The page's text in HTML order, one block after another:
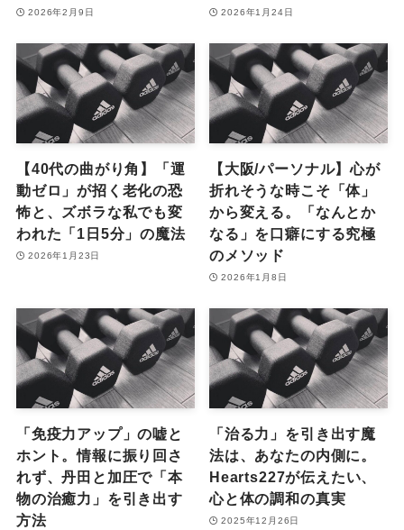
2026年2月9日 2026年1月24日
【40代の曲がり角】「運
動ゼロ」が招く老化の恐
怖と、ズボラな私でも変
われた「1日5分」の魔法
2026年1月23日
【大阪/パーソナル】心が
折れそうな時こそ「体」
から変える。「なんとか
なる」を口癖にする究極
のメソッド
2026年1月8日
「免疫力アップ」の嘘と
ホント。情報に振り回さ
れず、丹田と加圧で「本
物の治癒力」を引き出す
方法
「治る力」を引き出す魔
法は、あなたの内側に。
Hearts227が伝えたい、
心と体の調和の真実
2025年12月26日